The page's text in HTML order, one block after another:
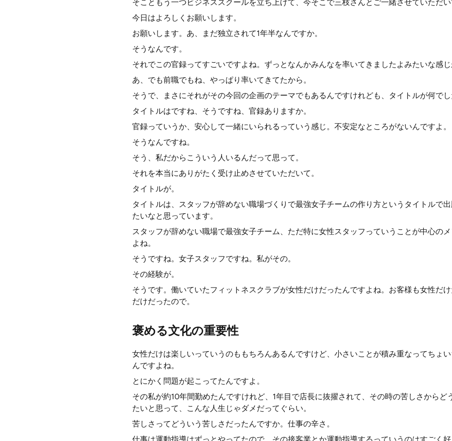
そこともう一つビジネススクールを立ち上げて、今そこで三枝さんとご一緒させていただい
今日はよろしくお願いします。
お願いします。あ、まだ独立されて1年半なんですか。
そうなんです。
それでこの官録ってすごいですよね。ずっとなんかみんなを率いてきましたよみたいな感じ
あ、でも前職でもね、やっぱり率いてきてたから。
そうで、まさにそれがその今回の企画のテーマでもあるんですけれども、タイトルが何でし
タイトルはですね、そうですね、官録ありますか。
官録っていうか、安心して一緒にいられるっていう感じ。不安定なところがないんですよ。
そうなんですね。
そう、私だからこういう人いるんだって思って。
それを本当にありがたく受け止めさせていただいて。
タイトルが。
タイトルは、スタッフが辞めない職場づくりで最強女子チームの作り方というタイトルで
たいなと思っています。
スタッフが辞めない職場で最強女子チーム、ただ特に女性スタッフっていうことが中心の
よね。
そうですね。女子スタッフですね。私がその。
その経験が。
そうです。働いていたフィットネスクラブが女性だけだったんですよね。お客様も女性だ
だけだったので。
褒める文化の重要性
女性だけは楽しいっていうのももちろんあるんですけど、小さいことが積み重なってちょ
んですよね。
とにかく問題が起こってたんですよ。
その私が約10年間勤めたんですけれど、1年目で店長に抜擢されて、その時の苦しさからど
たいと思って、こんな人生じゃダメだってぐらい。
苦しさってどういう苦しさだったんですか。仕事の辛さ。